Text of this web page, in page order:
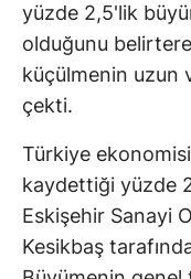
yüzde 2,5'lik
olduğunu
küçülmenin uzun
çekti.
Türkiye
kaydettiği yüzde
Eskişehir Sanayi
Kesikbaş